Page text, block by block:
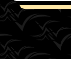
Rolls
Rover
Saab